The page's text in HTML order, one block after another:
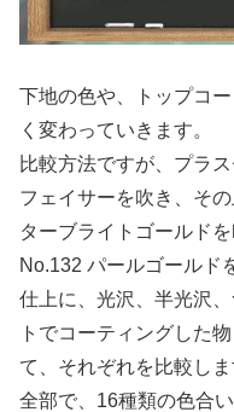
下地の色や、トップコ
く変わっていきます。
比較方法ですが、プラ
フェイサーを吹き、そ
ターブライトゴールド
No.132 パールゴールド
仕上に、光沢、半光沢
トでコーティングした
て、それぞれを比較しま
全部で、16種類の色合